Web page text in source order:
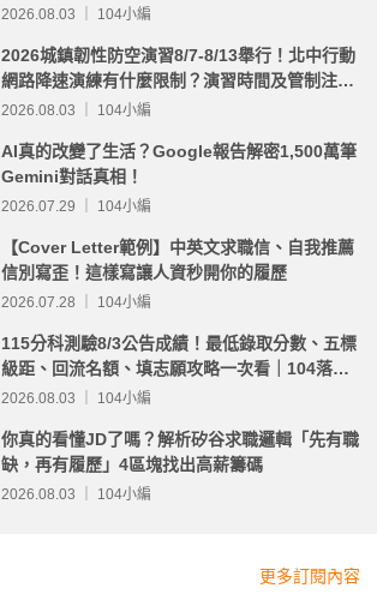
2026.08.03 ｜ 104小編
2026城鎮韌性防空演習8/7-8/13舉行！北中行動
網路降速演練有什麼限制？演習時間及管制注意
事項整理
2026.08.03 ｜ 104小編
AI真的改變了生活？Google報告解密1,500萬筆
Gemini對話真相！
2026.07.29 ｜ 104小編
【Cover Letter範例】中英文求職信、自我推薦
信別寫歪！這樣寫讓人資秒開你的履歷
2026.07.28 ｜ 104小編
115分科測驗8/3公告成績！最低錄取分數、五標
級距、回流名額、填志願攻略一次看｜104落點
分析
2026.08.03 ｜ 104小編
你真的看懂JD了嗎？解析矽谷求職邏輯「先有職
缺，再有履歷」4區塊找出高薪籌碼
2026.08.03 ｜ 104小編
更多訂閱內容